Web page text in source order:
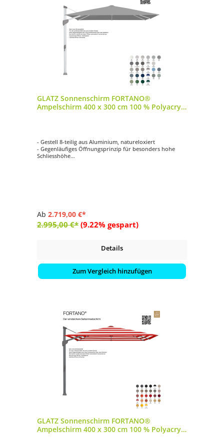
GLATZ Sonnenschirm FORTANO®
Ampelschirm 400 x 300 cm 100 % Polyacryl
- Gestell 8-teilig aus Aluminium, natureloxiert
- Gegenläufiges Öffnungsprinzip für besonders hohe
Schliesshöhe
Ab 2.719,00 €*
2.995,00 €* (9.22% gespart)
Details
Zum Vergleich hinzufügen
GLATZ Sonnenschirm FORTANO®
Ampelschirm 400 x 300 cm 100 % Polyacryl